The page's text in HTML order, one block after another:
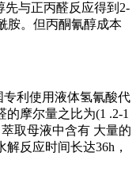
先与正丙醛反应得到2-
胺。但丙酮氰醇成本
专利使用液体氢氰酸代
摩尔量之比为(1 .2-1
取母液中含有 大量的
反应时间长达36h，